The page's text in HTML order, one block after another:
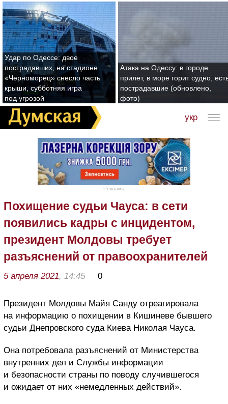
Удар по Одессе: двое
пострадавших, на стадионе
«Черноморец» снесло часть
крыши, субботняя игра
под угрозой
Атака на Одессу: в городе
прилет, в море горит судно,
пострадавшие (обновлено,
фото)
укр
Реклама
Похищение судьи Чауса: в сети
появились кадры с инцидентом,
президент Молдовы требует
разъяснений от правоохранителей
5 апреля 2021, 14:45 0
Президент Молдовы Майя Санду отреагировала
на информацию о похищении в Кишиневе бывшего
судьи Днепровского суда Киева Николая Чауса.
Она потребовала разъяснений от Министерства
внутренних дел и Службы информации
и безопасности страны по поводу случившегося
и ожидает от них «немедленных действий».